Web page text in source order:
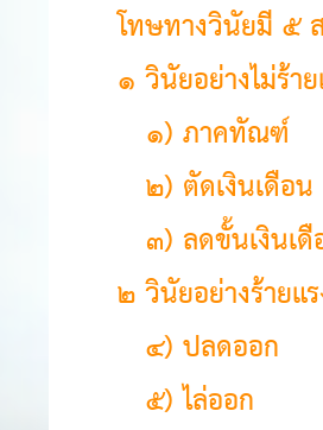
โทษทางวินัยมี ๕
๑ วินัยอย่างไม่ร้า
๑) ภาคทัณฑ์
๒) ตัดเงินเดือน
๓) ลดขั้นเงินเ
๒ วินัยอย่างร้ายแ
๔) ปลดออก
๕) ไล่ออก